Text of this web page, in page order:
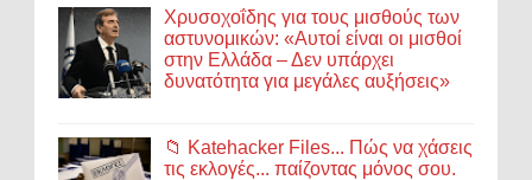
Χρυσοχοΐδης για τους μισθούς των
αστυνομικών: «Αυτοί είναι οι μισθοί
στην Ελλάδα – Δεν υπάρχει
δυνατότητα για μεγάλες αυξήσεις»
📁 Katehacker Files... Πώς να χάσεις
τις εκλογές... παίζοντας μόνος σου.